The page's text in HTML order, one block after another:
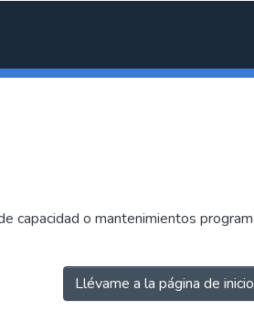
capacidad o mantenimientos
Llévame a la página de inicio